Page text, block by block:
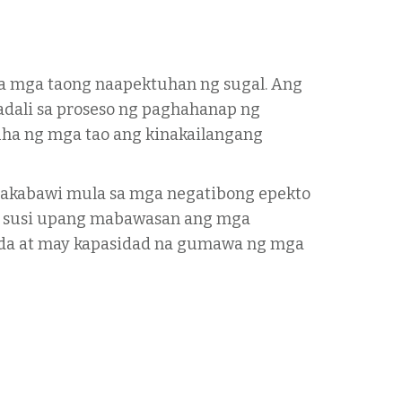
mga taong naapektuhan ng sugal. Ang
sa proseso ng paghahanap ng
ng mga tao ang kinakailangang
mula sa mga negatibong epekto
upang mabawasan ang mga
at may kapasidad na gumawa ng mga